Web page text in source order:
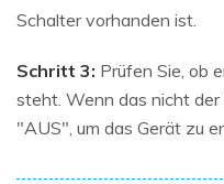
Schalter vorhanden ist.
Schritt 3: Prüfen Sie, ob
steht. Wenn das nicht der
"AUS", um das Gerät zu